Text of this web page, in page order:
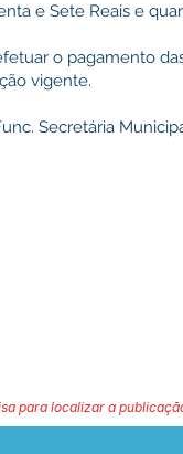
e Sete Reais e
o pagamento
vigente.
Secretária
para localizar a